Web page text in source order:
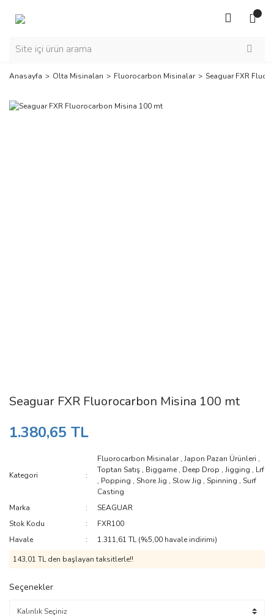
Anasayfa Olta Misinaları Fluorocarbon Misinalar Seaguar FXR
Seaguar FXR Fluorocarbon Misina 100 mt
1.380,65 TL
Kategori
Fluorocarbon Misinalar,Japon Pazarı Ürünleri ,
Toptan Satış , Biggame , Deep Drop ,Jigging , Lrf
, Popping ,Shore Jig ,Slow Jig ,Spinning ,Surf
Casting
Marka
SEAGUAR
Stok Kodu
FXR100
Havale
1.311,61 TL (%5,00 havale indirimi)
143,01 TL den başlayan taksitlerle!!
Seçenekler